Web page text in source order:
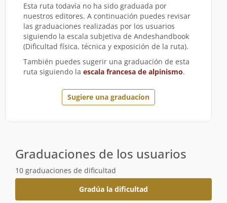
Esta ruta todavía no ha sido graduada por
nuestros editores. A continuación puedes revisar
las graduaciones realizadas por los usuarios
siguiendo la escala subjetiva de Andeshandbook
(Dificultad física, técnica y exposición de la ruta).
También puedes sugerir una graduación de esta
ruta siguiendo la escala francesa de alpinismo.
Sugiere una graduacíon
Graduaciones de los usuarios
10 graduaciones de dificultad
Gradúa la dificultad